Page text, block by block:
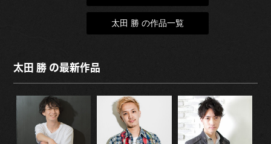
太田 勝 の作品一覧
太田 勝 の最新作品